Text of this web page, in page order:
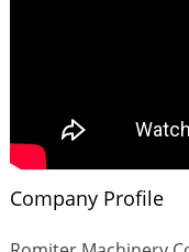
Company Profile